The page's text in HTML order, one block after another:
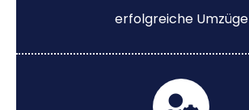
erfolgreiche Umzüge